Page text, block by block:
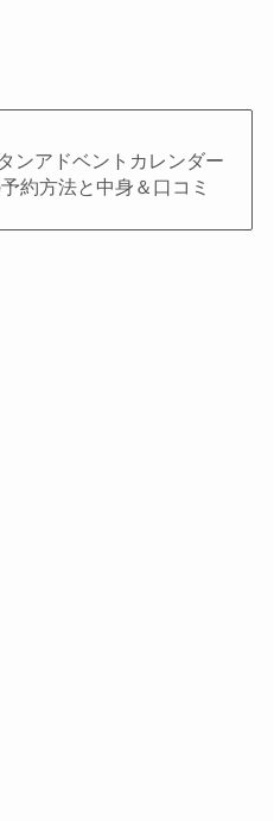
ンアドベントカレンダー
約方法と中身＆口コミ